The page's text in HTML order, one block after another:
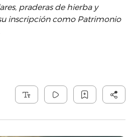
praderas de hierba y
inscripción como Patrimonio